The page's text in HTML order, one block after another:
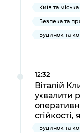
Київ та
Безпека та
12:32
Віталій
ухвалити